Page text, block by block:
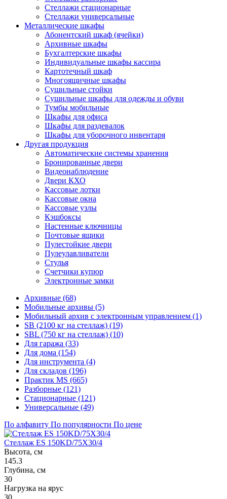
Стеллажи стационарные
Стеллажи универсальные
Металлические шкафы
Абонентский шкаф (ячейки)
Архивные шкафы
Бухгалтерские шкафы
Индивидуальные шкафы кассира
Картотечный шкаф
Многоящичные шкафы
Сушильные стойки
Сушильные шкафы для одежды и обуви
Тумбы мобильные
Шкафы для офиса
Шкафы для раздевалок
Шкафы для уборочного инвентаря
Другая продукция
Автоматические системы хранения
Бронированные двери
Видеонаблюдение
Двери КХО
Кассовые лотки
Кассовые окна
Кассовые узлы
Кэшбоксы
Настенные ключницы
Почтовые ящики
Пулестойкие двери
Пулеулавливатели
Стулья
Счетчики купюр
Электронные замки
Архивные (68)
Мобильные архивы (5)
Мобильный архив с электронным управлением (1)
SB (2100 кг на стеллаж) (19)
SBL (750 кг на стеллаж) (10)
Для гаража (33)
Для дома (154)
Для инструмента (4)
Для складов (196)
Практик MS (665)
Разборные (121)
Стационарные (121)
Универсальные (49)
По алфавиту По популярности По цене
Стеллаж ES 150KD/75Х30/4
Высота, см
145.3
Глубина, см
30
Нагрузка на ярус
30